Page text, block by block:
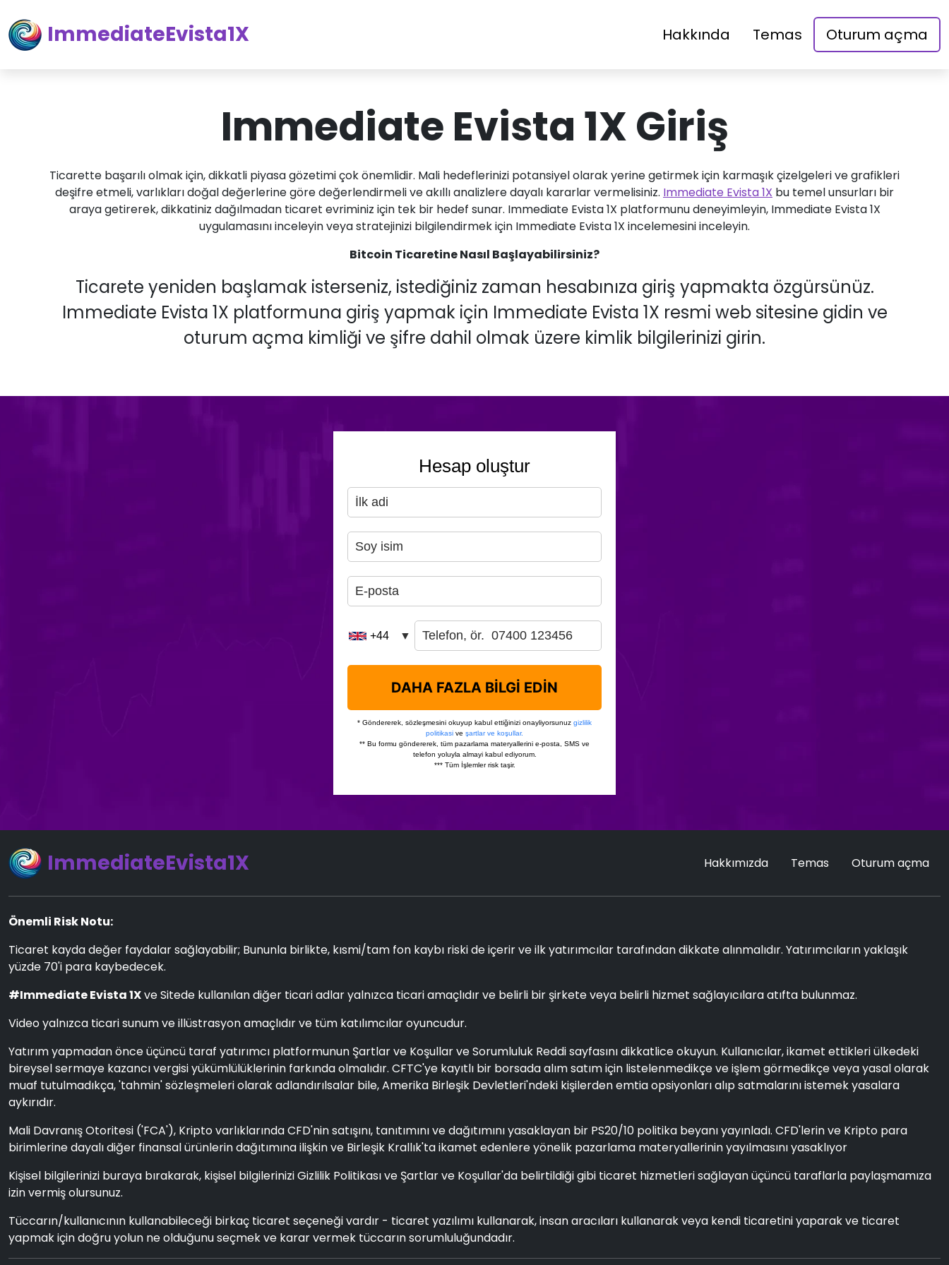
ImmediateEvista1X Hakkında Temas Oturum açma
Immediate Evista 1X Giriş
Ticarette başarılı olmak için, dikkatli piyasa gözetimi çok önemlidir. Mali hedeflerinizi potansiyel olarak yerine getirmek için karmaşık çizelgeleri ve grafikleri
deşifre etmeli, varlıkları doğal değerlerine göre değerlendirmeli ve akıllı analizlere dayalı kararlar vermelisiniz. Immediate Evista 1X bu temel unsurları bir
araya getirerek, dikkatiniz dağılmadan ticaret evriminiz için tek bir hedef sunar. Immediate Evista 1X platformunu deneyimleyin, Immediate Evista 1X
uygulamasını inceleyin veya stratejinizi bilgilendirmek için Immediate Evista 1X incelemesini inceleyin.
Bitcoin Ticaretine Nasıl Başlayabilirsiniz?
Ticarete yeniden başlamak isterseniz, istediğiniz zaman hesabınıza giriş yapmakta özgürsünüz.
Immediate Evista 1X platformuna giriş yapmak için Immediate Evista 1X resmi web sitesine gidin ve
oturum açma kimliği ve şifre dahil olmak üzere kimlik bilgilerinizi girin.
ImmediateEvista1X Hakkımızda Temas Oturum açma
Önemli Risk Notu:
Ticaret kayda değer faydalar sağlayabilir; Bununla birlikte, kısmi/tam fon kaybı riski de içerir ve ilk yatırımcılar tarafından dikkate alınmalıdır. Yatırımcıların yaklaşık
yüzde 70'i para kaybedecek.
#Immediate Evista 1Xve Sitede kullanılan diğer ticari adlar yalnızca ticari amaçlıdır ve belirli bir şirkete veya belirli hizmet sağlayıcılara atıfta bulunmaz.
Video yalnızca ticari sunum ve illüstrasyon amaçlıdır ve tüm katılımcılar oyuncudur.
Yatırım yapmadan önce üçüncü taraf yatırımcı platformunun Şartlar ve Koşullar ve Sorumluluk Reddi sayfasını dikkatlice okuyun. Kullanıcılar, ikamet ettikleri ülkedeki
bireysel sermaye kazancı vergisi yükümlülüklerinin farkında olmalıdır. CFTC'ye kayıtlı bir borsada alım satım için listelenmedikçe ve işlem görmedikçe veya yasal olarak
muaf tutulmadıkça, 'tahmin' sözleşmeleri olarak adlandırılsalar bile, Amerika Birleşik Devletleri'ndeki kişilerden emtia opsiyonları alıp satmalarını istemek yasalara
aykırıdır.
Mali Davranış Otoritesi ('FCA'), Kripto varlıklarında CFD'nin satışını, tanıtımını ve dağıtımını yasaklayan bir PS20/10 politika beyanı yayınladı. CFD'lerin ve Kripto para
birimlerine dayalı diğer finansal ürünlerin dağıtımına ilişkin ve Birleşik Krallık'ta ikamet edenlere yönelik pazarlama materyallerinin yayılmasını yasaklıyor
Kişisel bilgilerinizi buraya bırakarak, kişisel bilgilerinizi Gizlilik Politikası ve Şartlar ve Koşullar'da belirtildiği gibi ticaret hizmetleri sağlayan üçüncü taraflarla paylaşmamıza
izin vermiş olursunuz.
Tüccarın/kullanıcının kullanabileceği birkaç ticaret seçeneği vardır - ticaret yazılımı kullanarak, insan aracıları kullanarak veya kendi ticaretini yaparak ve ticaret
yapmak için doğru yolun ne olduğunu seçmek ve karar vermek tüccarın sorumluluğundadır.